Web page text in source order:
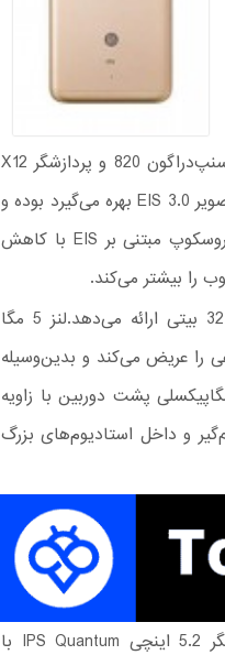
، مجهز به پردازنده اسنپ‌دراگون 820 و پردازشگر X12
LTE، نسخه دوم ضبط بدون لرزش که از فناوری ثابت سازی تصویر EIS 3.0 بهره می‌گیرد بوده و
فیلم‌هایی واضح‌تر با لرزش کمتری را تصویربرداری می‌کند. ژیروسکوپ مبتنی بر EIS با کاهش
این محصول همچنین ویژگی Hi-Fi Quad DAC را به‌صورت 32 بیتی ارائه می‌دهد.لنز 5 مگا
عکس‌های سلفی را عریض می‌کند و بدین‌وسیله
بیشتری در قاب عکس شما جا می‌شوند. دو لنز 8 مگاپیکسلی پشت دوربین با زاویه
و داخل استادیوم‌های بزرگ
از دیگر ویژگی‌های گوشی ال جی وی 34 میتوان به نمایشگر 5.2 اینچی IPS Quantum با